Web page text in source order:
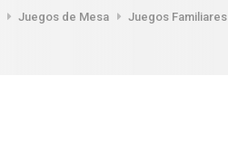
Juegos de Mesa Juegos Familiares